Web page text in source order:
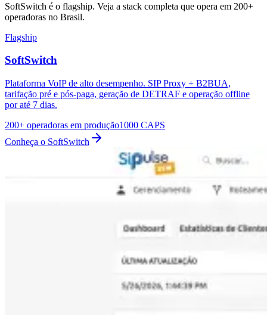
SoftSwitch é o flagship. Veja a stack completa que opera em 200+
operadoras no Brasil.
Flagship
SoftSwitch
Plataforma VoIP de alto desempenho. SIP Proxy + B2BUA,
tarifação pré e pós-paga, geração de DETRAF e operação offline
por até 7 dias.
200+ operadoras em produção1000 CAPS
Conheça o SoftSwitch